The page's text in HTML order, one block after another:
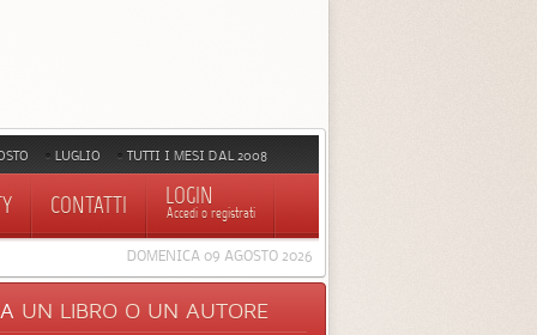
LUGLIO TUTTI I MESI DAL 2008
CONTATTI LOGIN
Accedi o registrati
DOMENICA 09 AGOSTO 2026
UN LIBRO O UN AUTORE